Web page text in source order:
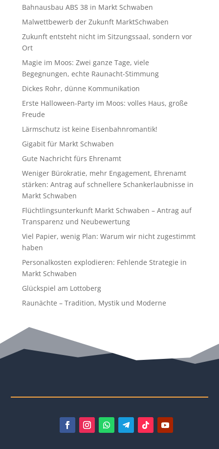
Bahnausbau ABS 38 in Markt Schwaben
Malwettbewerb der Zukunft MarktSchwaben
Zukunft entsteht nicht im Sitzungssaal, sondern vor
Ort
Magie im Moos: Zwei ganze Tage, viele
Begegnungen, echte Raunacht-Stimmung
Dickes Rohr, dünne Kommunikation
Erste Halloween-Party im Moos: volles Haus, große
Freude
Lärmschutz ist keine Eisenbahnromantik!
Gigabit für Markt Schwaben
Gute Nachricht fürs Ehrenamt
Weniger Bürokratie, mehr Engagement, Ehrenamt
stärken: Antrag auf schnellere Schankerlaubnisse in
Markt Schwaben
Flüchtlingsunterkunft Markt Schwaben – Antrag auf
Transparenz und Neubewertung
Viel Papier, wenig Plan: Warum wir nicht zugestimmt
haben
Personalkosten explodieren: Fehlende Strategie in
Markt Schwaben
Glückspiel am Lottoberg
Raunächte – Tradition, Mystik und Moderne